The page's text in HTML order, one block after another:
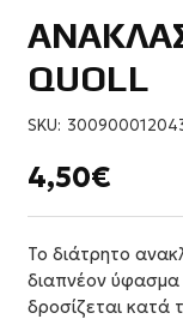
QUOLL
SKU:
4,50€
Το διάτρητο
διαπνέον ύφασμα
δροσίζεται κατά